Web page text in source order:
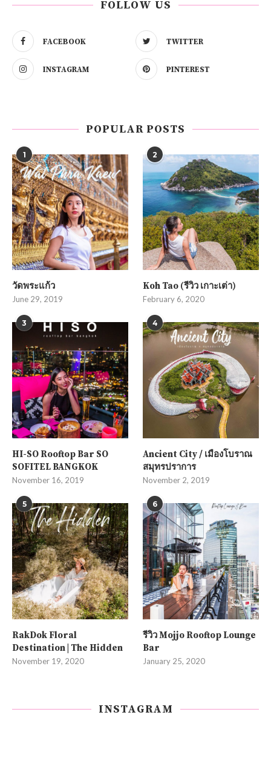
FOLLOW US
FACEBOOK TWITTER
INSTAGRAM PINTEREST
POPULAR POSTS
1
วัดพระแก้ว
June 29, 2019
2
Koh Tao (รีวิว เกาะเต่า)
February 6, 2020
3
HI-SO Rooftop Bar SO
SOFITEL BANGKOK
November 16, 2019
4
Ancient City / เมืองโบราณ
สมุทรปราการ
November 2, 2019
5
RakDok Floral
Destination | The Hidden
November 19, 2020
6
รีวิว Mojjo Rooftop Lounge
Bar
January 25, 2020
INSTAGRAM